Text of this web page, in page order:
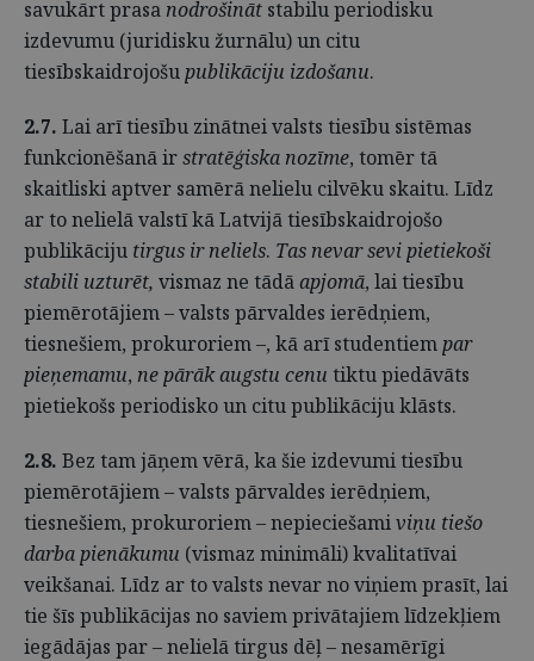
savukārt prasanodrošināt stabilu periodisku
izdevumu (juridisku žurnālu) un citu
tiesībskaidrojošupublikāciju izdošanu.
2.7. Lai arī tiesību zinātnei valsts tiesību sistēmas
funkcionēšanā irstratēģiska nozīme, tomēr tā
skaitliski aptver samērā nelielu cilvēku skaitu. Līdz
ar to nelielā valstī kā Latvijā tiesībskaidrojošo
publikāciju tirgus ir neliels. Tas nevar sevi pietiekoši
stabili uzturēt, vismaz ne tādāapjomā, lai tiesību
piemērotājiem – valsts pārvaldes ierēdņiem,
tiesnešiem, prokuroriem –, kā arī studentiempar
pieņemamu, ne pārāk augstu cenu tiktu piedāvāts
pietiekošs periodisko un citu publikāciju klāsts.
2.8. Bez tam jāņem vērā, ka šie izdevumi tiesību
piemērotājiem – valsts pārvaldes ierēdņiem,
tiesnešiem, prokuroriem – nepieciešamiviņu tiešo
darba pienākumu (vismaz minimāli) kvalitatīvai
veikšanai. Līdz ar to valsts nevar no viņiem prasīt, lai
tie šīs publikācijas no saviem privātajiem līdzekļiem
iegādājas par – nelielā tirgus dēļ – nesamērīgi